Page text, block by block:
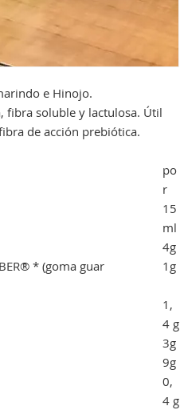
e Hinojo.
fibra soluble y lactulosa. Útil
de acción prebiótica.
po
r
15
ml
* (goma guar
4g
1g
1,
4 g
3g
9g
0,
4 g